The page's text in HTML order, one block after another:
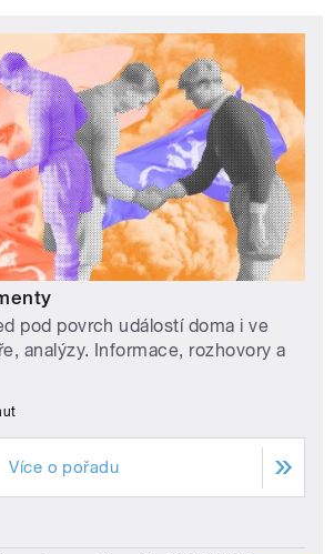
pod povrch událostí doma i ve
analýzy. Informace, rozhovory a
Více o pořadu